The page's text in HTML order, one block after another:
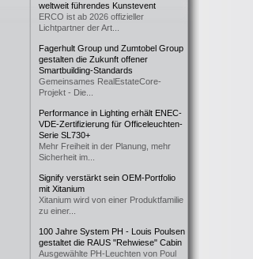
weltweit führendes Kunstevent
ERCO ist ab 2026 offizieller
Lichtpartner der Art...
Fagerhult Group und Zumtobel Group
gestalten die Zukunft offener
Smartbuilding-Standards
Gemeinsames RealEstateCore-
Projekt - Die...
Performance in Lighting erhält ENEC-
VDE-Zertifizierung für Officeleuchten-
Serie SL730+
Mehr Freiheit in der Planung, mehr
Sicherheit im...
Signify verstärkt sein OEM-Portfolio
mit Xitanium
Xitanium wird von einer Produktfamilie
zu einer...
100 Jahre System PH - Louis Poulsen
gestaltet die RAUS "Rehwiese" Cabin
Ausgewählte PH-Leuchten von Poul